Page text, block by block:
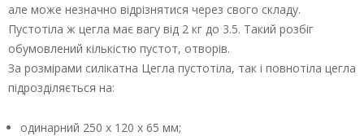
але може незначно відрізнятися через свого складу.
Пустотіла ж цегла має вагу від 2 кг до 3.5. Такий розбіг
обумовлений кількістю пустот, отворів.
За розмірами силікатна Цегла пустотіла, так і повнотіла цегла
підрозділяється на:
одинарний 250 х 120 х 65 мм;